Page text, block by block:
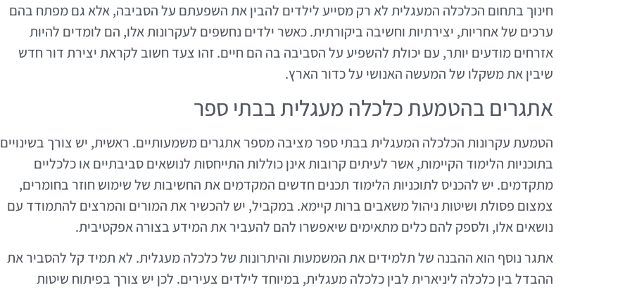
חינוך בתחום הכלכלה המעגלית לא רק מסייע לילדים להבין את השפעתם על הסביבה, אלא גם מפתח בהם
ערכים של אחריות, יצירתיות וחשיבה ביקורתית. כאשר ילדים נחשפים לעקרונות אלו, הם לומדים להיות
אזרחים מודעים יותר, עם יכולת להשפיע על הסביבה בה הם חיים. זהו צעד חשוב לקראת יצירת דור חדש
שיבין את משקלו של המעשה האנושי על כדור הארץ.
אתגרים בהטמעת כלכלה מעגלית בבתי ספר
הטמעת עקרונות הכלכלה המעגלית בבתי ספר מציבה מספר אתגרים משמעותיים. ראשית, יש צורך בשינויים
בתוכניות הלימוד הקיימות, אשר לעיתים קרובות אינן כוללות התייחסות לנושאים סביבתיים או כלכליים
מתקדמים. יש להכניס לתוכניות הלימוד תכנים חדשים המקדמים את החשיבות של שימוש חוזר בחומרים,
צמצום פסולת ושיטות ניהול משאבים ברות קיימא. במקביל, יש להכשיר את המורים והמרצים להתמודד עם
נושאים אלו, ולספק להם כלים מתאימים שיאפשרו להם להעביר את המידע בצורה אפקטיבית.
אתגר נוסף הוא ההבנה של תלמידים את המשמעות והיתרונות של כלכלה מעגלית. לא תמיד קל להסביר את
ההבדל בין כלכלה ליניארית לבין כלכלה מעגלית, במיוחד לילדים צעירים. לכן יש צורך בפיתוח שיטות